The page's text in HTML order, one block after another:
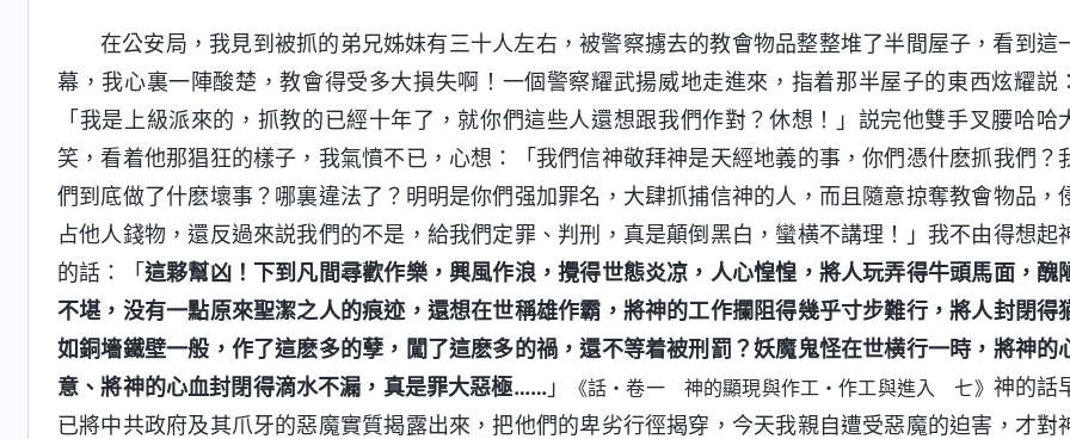
在公安局，我見到被抓的弟兄姊妹有三十人左右，被警察擄去的教會物品整整堆了半間屋子，看到這
幕，我心裏一陣酸楚，教會得受多大損失啊！一個警察耀武揚威地走進來，指着那半屋子的東西炫耀説：
「我是上級派來的，抓教的已經十年了，就你們這些人還想跟我們作對？休想！」説完他雙手叉腰哈哈
笑，看着他那猖狂的樣子，我氣憤不已，心想：「我們信神敬拜神是天經地義的事，你們憑什麽抓我們？
們到底做了什麽壞事？哪裏違法了？明明是你們强加罪名，大肆抓捕信神的人，而且隨意掠奪教會物品，
占他人錢物，還反過來説我們的不是，給我們定罪、判刑，真是顛倒黑白，蠻横不講理！」我不由得想起
的話：「 這夥幫凶！下到凡間尋歡作樂，興風作浪，攪得世態炎凉，人心惶惶，將人玩弄得牛頭馬面，醜
不堪，没有一點原來聖潔之人的痕迹，還想在世稱雄作霸，將神的工作攔阻得幾乎寸步難行，將人封閉得
如銅墻鐵壁一般，作了這麽多的孽，闖了這麽多的禍，還不等着被刑罰？妖魔鬼怪在世横行一時，將神的
意、將神的心血封閉得滴水不漏，真是罪大惡極……」 《話・卷一 神的顯現與作工・作工與進入 七》 神的話
已將中共政府及其爪牙的惡魔實質揭露出來，把他們的卑劣行徑揭穿，今天我親自遭受惡魔的迫害，才對